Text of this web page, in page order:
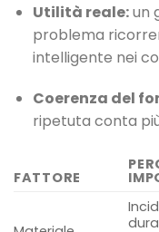
Utilità reale:un
problema
intelligente nei
Coerenza del
ripetuta conta
FATTORE